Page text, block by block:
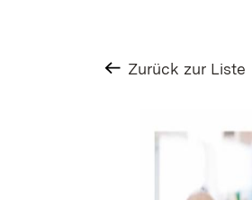
Zurück zur Liste